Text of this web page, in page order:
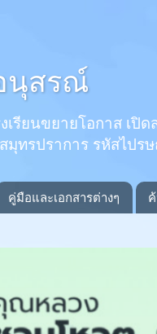
นุสรณ์
เรียนขยายโอกาส เ
มุทรปราการ รหัสไป
คู่มือและเอกสารต่างๆ